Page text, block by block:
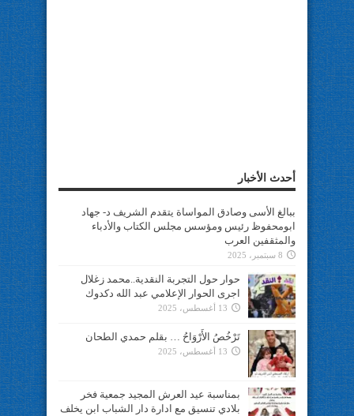
أحدث الأخبار
ببالغ الأسى وصادق المواساة يتقدم الشريف د- جهاد
ابومحفوظ رئيس ومؤسس مجلس الكتاب والأدباء
والمثقفين العرب
8 سبتمبر، 2025
حوار حول التجربة النقدية..محمد زغلال
اجرى الحوار الإعلامي عبد الله دكدوك
13 أغسطس، 2025
تَرْخُصُ الأَرْوَاحُ … بقلم حمدي الطحان
13 أغسطس، 2025
بمناسبة عيد العرش المجيد جمعية فخر
بلادي تنسيق مع ادارة دار الشباب ابن يخلف